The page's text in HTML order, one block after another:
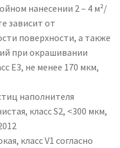
нанесении 2 – 4 м²/
зависит от
поверхности, а также
при окрашивании
Е3, не менее 170 мкм,
наполнителя
класс S2, <300 мкм,
класс V1 согласно